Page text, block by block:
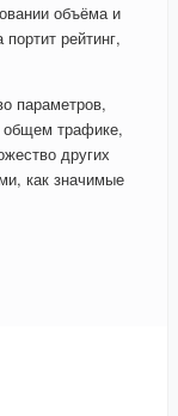
объёма и
рейтинг,
параметров,
общем трафике,
других
как значимые